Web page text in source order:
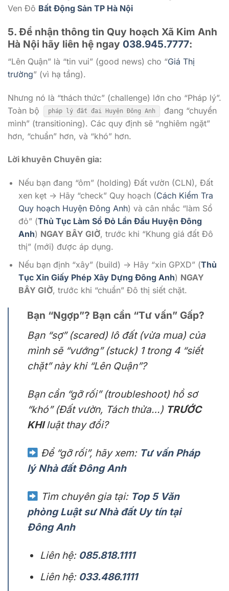
Ven Đô Bất Động Sản TP Hà Nội
5. Để nhận thông tin Quy hoạch Xã Kim Anh
Hà Nội hãy liên hệ ngay 038.945.7777:
“Lên Quận” là “tin vui” (good news) cho “Giá Thị
trường” (vì hạ tầng).
Nhưng nó là “thách thức” (challenge) lớn cho “Pháp lý”.
Toàn bộ
pháp lý đất đai Huyện Đông Anh
đang “chuyển
mình” (transitioning). Các quy định sẽ “nghiêm ngặt”
hơn, “chuẩn” hơn, và “khó” hơn.
Lời khuyên Chuyên gia:
Nếu bạn đang “ôm” (holding) Đất vườn (CLN), Đất
xen kẹt -> Hãy “check” Quy hoạch (Cách Kiểm Tra
Quy hoạch Huyện Đông Anh) và cân nhắc “làm Sổ
đỏ” (Thủ Tục Làm Sổ Đỏ Lần Đầu Huyện Đông
Anh) NGAY BÂY GIỜ, trước khi “Khung giá đất Đô
thị” (mới) được áp dụng.
Nếu bạn định “xây” (build) -> Hãy “xin GPXD” (Thủ
Tục Xin Giấy Phép Xây Dựng Đông Anh) NGAY
BÂY GIỜ, trước khi “chuẩn” Đô thị siết chặt.
Bạn “Ngợp”? Bạn cần “Tư vấn” Gấp?
Bạn “sợ” (scared) lô đất (vừa mua) của
mình sẽ “vướng” (stuck) 1 trong 4 “siết
chặt” này khi “Lên Quận”?
Bạn cần “gỡ rối” (troubleshoot) hồ sơ
“khó” (Đất vườn, Tách thửa…) TRƯỚC
KHIluật thay đổi?
Để “gỡ rối”, hãy xem: Tư vấn Pháp
lý Nhà đất Đông Anh
Tìm chuyên gia tại: Top 5 Văn
phòng Luật sư Nhà đất Uy tín tại
Đông Anh
Liên hệ: 085.818.1111
Liên hệ: 033.486.1111